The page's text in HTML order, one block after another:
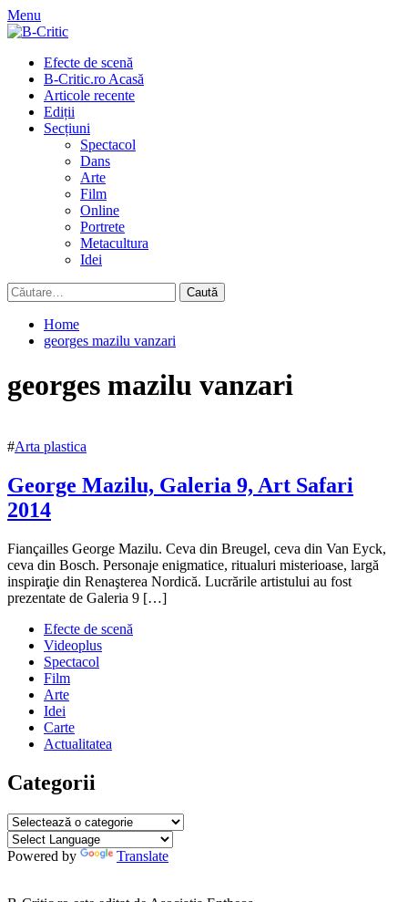
Skip
to
Menu
Primary
Menu
Efecte de scenă
B-Critic.ro Acasă
Articole recente
Ediții
Secțiuni
Spectacol
Dans
Arte
Film
Online
Portrete
Metacultura
Idei
Caută
după:
Home
georges mazilu vanzari
georges mazilu vanzari
#Arta plastica
George Mazilu, Galeria 9, Art Safari
2014
23
mai
201416
iulie
Fiançailles George Mazilu. Ceva din Breugel, ceva din Van Eyck,
ceva din Bosch. Personaje enigmatice, ritualuri misterioase, largă
inspiraţie din Renaşterea Nordică. Lucrările artistului au fost
prezentate de Galeria 9 […]
Efecte de scenă
Videoplus
Spectacol
Film
Arte
Idei
Carte
Actualitatea
Categorii
Categorii
Powered by Translate